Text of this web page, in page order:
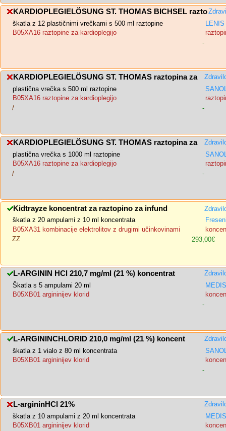
KARDIOPLEGIELÖSUNG ST. THOMAS BICHSEL razto
škatla z 12 plastičnimi vrečkami s 500 ml raztopine
B05XA16 raztopine za kardioplegijo
-
KARDIOPLEGIELÖSUNG ST. THOMAS raztopina za
plastična vrečka s 500 ml raztopine
B05XA16 raztopine za kardioplegijo
/
-
KARDIOPLEGIELÖSUNG ST. THOMAS raztopina za
plastična vrečka s 1000 ml raztopine
B05XA16 raztopine za kardioplegijo
/
-
Kidtrayze koncentrat za raztopino za infund
škatla z 20 ampulami z 10 ml koncentrata
B05XA31 kombinacije elektrolitov z drugimi učinkovinami
ZZ
293,00€
L-ARGININ HCl 210,7 mg/ml (21 %) koncentrat
Škatla s 5 ampulami 20 ml
B05XB01 argininijev klorid
-
L-ARGININCHLORID 210,0 mg/ml (21 %) koncent
škatla z 1 vialo z 80 ml koncentrata
B05XB01 argininijev klorid
-
L-argininHCl 21%
škatla z 10 ampulami z 20 ml koncentrata
B05XB01 argininijev klorid